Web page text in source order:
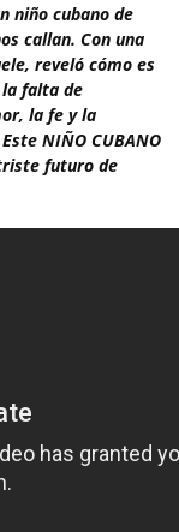
niño cubano de
callan. Con una
reveló cómo es
la falta de
la fe y la
NIÑO CUBANO
futuro de